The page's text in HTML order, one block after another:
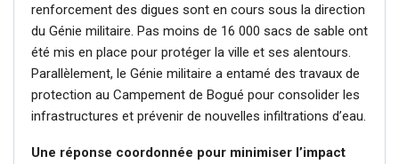
renforcement des digues sont en cours sous la direction
du Génie militaire. Pas moins de 16 000 sacs de sable ont
été mis en place pour protéger la ville et ses alentours.
Parallèlement, le Génie militaire a entamé des travaux de
protection au Campement de Bogué pour consolider les
infrastructures et prévenir de nouvelles infiltrations d’eau.
Une réponse coordonnée pour minimiser l’impact